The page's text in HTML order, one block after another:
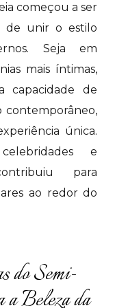
começou a ser
de unir o estilo
Seja em
mais íntimas,
capacidade de
única.
e
para
ao redor do
do Semi-
Beleza da